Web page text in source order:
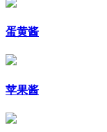
蛋黄酱
苹果酱